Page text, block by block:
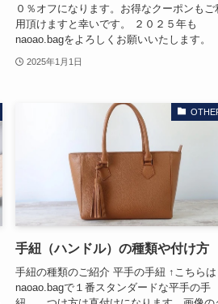
０％オフになります。お得なクーポンもご
用頂けますと幸いです。 ２０２５年も
naoao.bagをよろしくお願いいたします。
2025年1月1日
手紐（ハンドル）の種類や付け方
手紐の種類のご紹介 平手の手紐 ↑こちらは
naoao.bagで１番スタンダードな平手の手